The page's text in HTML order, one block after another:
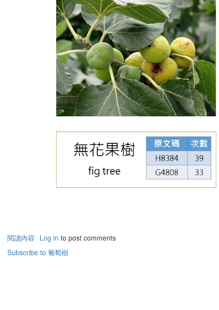
閱讀內容 有
聖
Log in to post comments
Subscribe to 葡萄樹